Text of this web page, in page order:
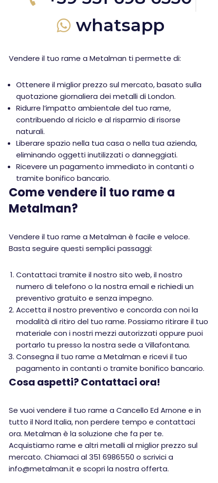
whatsapp
Vendere il tuo rame a Metalman ti permette di:
Ottenere il miglior prezzo sul mercato, basato sulla
quotazione giornaliera dei metalli di London.
Ridurre l’impatto ambientale del tuo rame,
contribuendo al riciclo e al risparmio di risorse
naturali.
Liberare spazio nella tua casa o nella tua azienda,
eliminando oggetti inutilizzati o danneggiati.
Ricevere un pagamento immediato in contanti o
tramite bonifico bancario.
Come vendere il tuo rame a
Metalman?
Vendere il tuo rame a Metalman è facile e veloce.
Basta seguire questi semplici passaggi:
Contattaci tramite il nostro sito web, il nostro
numero di telefono o la nostra email e richiedi un
preventivo gratuito e senza impegno.
Accetta il nostro preventivo e concorda con noi la
modalità di ritiro del tuo rame. Possiamo ritirare il tuo
materiale con i nostri mezzi autorizzati oppure puoi
portarlo tu presso la nostra sede a Villafontana.
Consegna il tuo rame a Metalman e ricevi il tuo
pagamento in contanti o tramite bonifico bancario.
Cosa aspetti? Contattaci ora!
Se vuoi vendere il tuo rame a Cancello Ed Arnone e in
tutto il Nord Italia, non perdere tempo e contattaci
ora. Metalman è la soluzione che fa per te.
Acquistiamo rame e altri metalli al miglior prezzo sul
mercato. Chiamaci al 351 6986550 o scrivici a
info@metalman.it e scopri la nostra offerta.